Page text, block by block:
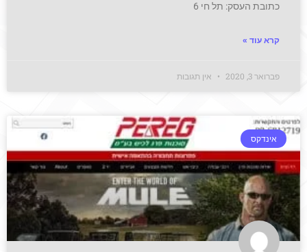
כתובת העסק: תל חי 6
קרא עוד »
פברואר 3, 2020 אין תגובות
אינדקס